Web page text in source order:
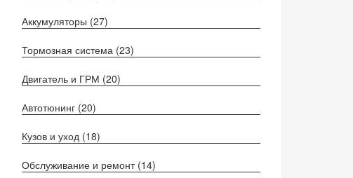
Аккумуляторы (27)
Тормозная система (23)
Двигатель и ГРМ (20)
Автотюнинг (20)
Кузов и уход (18)
Обслуживание и ремонт (14)